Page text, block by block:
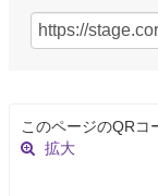
このページのQRコ
拡大